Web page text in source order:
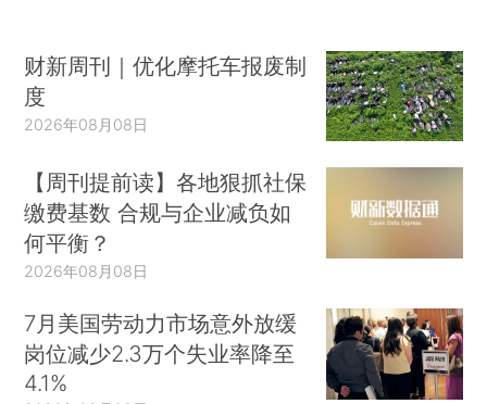
财新周刊｜优化摩托车报废制
度
2026年08月08日
【周刊提前读】各地狠抓社保
缴费基数 合规与企业减负如
何平衡？
2026年08月08日
7月美国劳动力市场意外放缓
岗位减少2.3万个失业率降至
4.1%